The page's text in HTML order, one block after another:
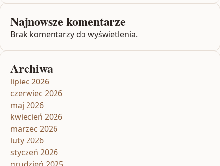
Najnowsze komentarze
Brak komentarzy do wyświetlenia.
Archiwa
lipiec 2026
czerwiec 2026
maj 2026
kwiecień 2026
marzec 2026
luty 2026
styczeń 2026